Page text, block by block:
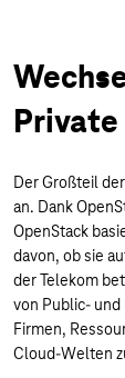
Private
Der Großteil
an. Dank
OpenStack
davon, ob sie
der Telekom
von Public-
Firmen,
Cloud-Welten